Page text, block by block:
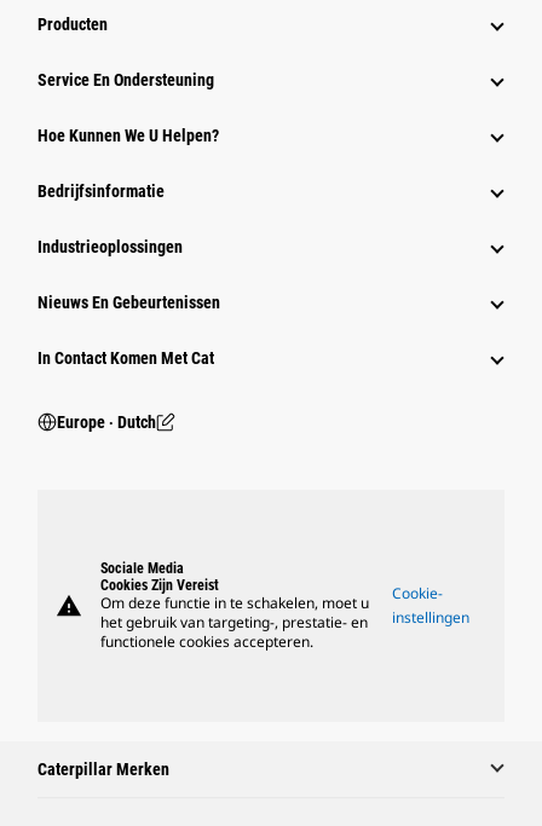
Producten
Service En Ondersteuning
Hoe Kunnen We U Helpen?
Bedrijfsinformatie
Industrieoplossingen
Nieuws En Gebeurtenissen
In Contact Komen Met Cat
Europe ‧ Dutch
warning
Sociale Media
Cookies Zijn Vereist
Om deze functie in te schakelen, moet u
het gebruik van targeting-, prestatie- en
functionele cookies accepteren.
Cookie-
instellingen
Caterpillar Merken